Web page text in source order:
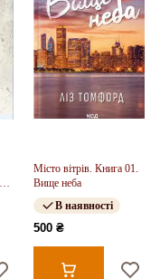
Місто вітрів. Книга 01.
Вище неба
В наявності
500 ₴